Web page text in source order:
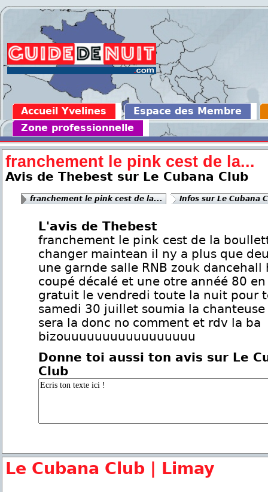
Accueil Yvelines
Espace des Membre
Zone professionnelle
franchement le pink cest de la...
Avis de Thebest sur Le Cubana Club
franchement le pink cest de la... Infos sur Le Cubana
L'avis de Thebest
franchement le pink cest de la
changer maintean il ny a plus que
une garnde salle RNB zouk dancehall
coupé décalé et une otre annéé 80
gratuit le vendredi toute la nuit pour
samedi 30 juillet soumia la chanteuse
sera la donc no comment et rdv la ba
bizouuuuuuuuuuuuuuuuu
Donne toi aussi ton avis sur Le
Club
Le Cubana Club | Limay